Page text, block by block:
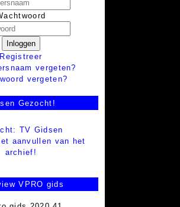
Inloggen
Registreer
vergeten?
vergeten?
Gezocht!
TV Gidsen
aanvullen van het
archief!
VPRO gids